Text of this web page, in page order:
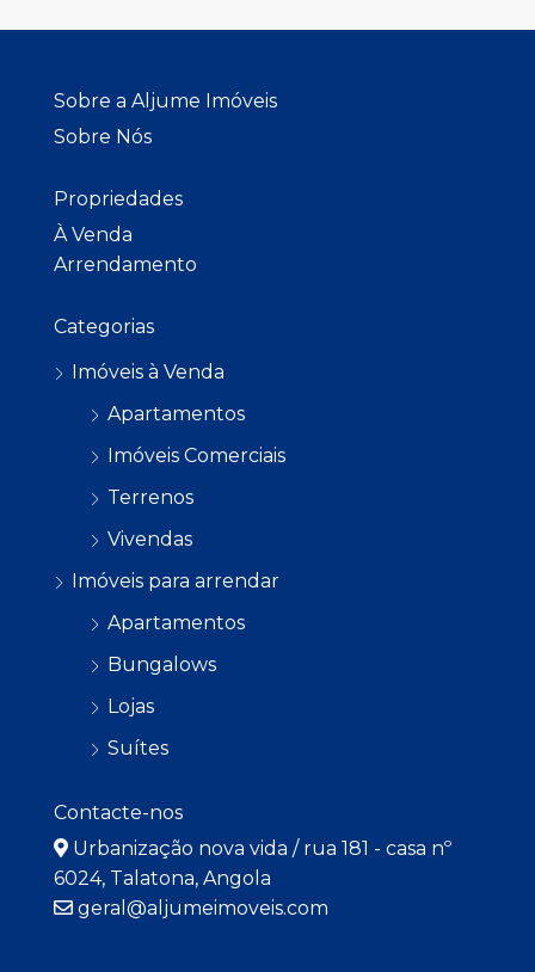
Sobre a Aljume Imóveis
Sobre Nós
Propriedades
À Venda
Arrendamento
Categorias
Imóveis à Venda
Apartamentos
Imóveis Comerciais
Terrenos
Vivendas
Imóveis para arrendar
Apartamentos
Bungalows
Lojas
Suítes
Contacte-nos
Urbanização nova vida / rua 181 - casa nº
6024, Talatona, Angola
geral@aljumeimoveis.com